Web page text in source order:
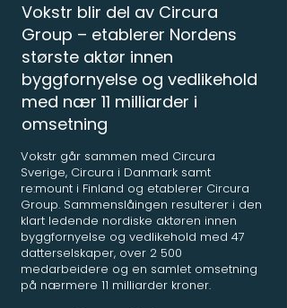
Vokstr blir del av Circura
Group – etablerer Nordens
største aktør innen
byggfornyelse og vedlikehold
med nær 11 milliarder i
omsetning
Vokstr går sammen med Circura
Sverige, Circura i Danmark samt
re:mount i Finland og etablerer Circura
Group. Sammenslåingen resulterer i den
klart ledende nordiske aktøren innen
byggfornyelse og vedlikehold med 47
datterselskaper, over 2 500
medarbeidere og en samlet omsetning
på nærmere 11 milliarder kroner.